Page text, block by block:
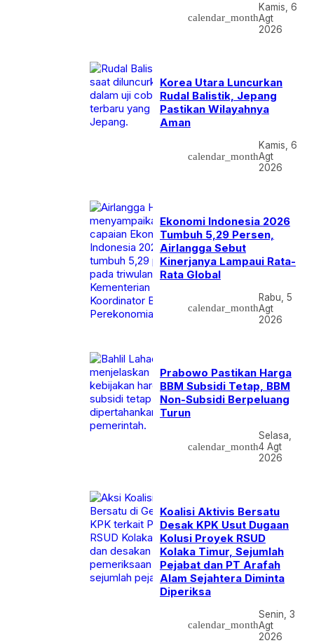
calendar_month
Kamis, 6
Agt
2026
Korea Utara Luncurkan
Rudal Balistik, Jepang
Pastikan Wilayahnya
Aman
calendar_month
Kamis, 6
Agt
2026
Ekonomi Indonesia 2026
Tumbuh 5,29 Persen,
Airlangga Sebut
Kinerjanya Lampaui Rata-
Rata Global
calendar_month
Rabu, 5
Agt
2026
Prabowo Pastikan Harga
BBM Subsidi Tetap, BBM
Non-Subsidi Berpeluang
Turun
calendar_month
Selasa,
4 Agt
2026
Koalisi Aktivis Bersatu
Desak KPK Usut Dugaan
Kolusi Proyek RSUD
Kolaka Timur, Sejumlah
Pejabat dan PT Arafah
Alam Sejahtera Diminta
Diperiksa
calendar_month
Senin, 3
Agt
2026